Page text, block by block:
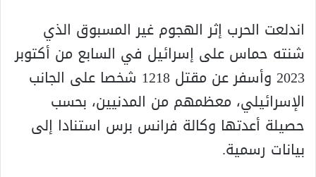
اندلعت الحرب إثر الهجوم غير المسبوق الذي
شنته حماس على إسرائيل في السابع من أكتوبر
2023 وأسفر عن مقتل 1218 شخصا على الجانب
الإسرائيلي، معظمهم من المدنيين، بحسب
حصيلة أعدتها وكالة فرانس برس استنادا إلى
بيانات رسمية.